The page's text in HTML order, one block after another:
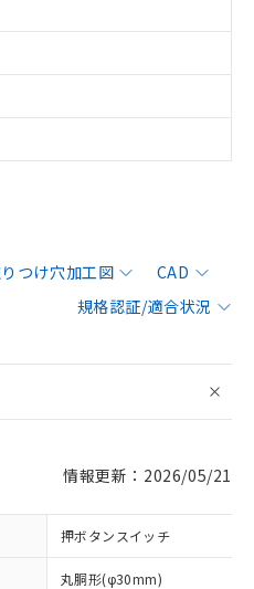
つけ穴加工図
CAD
規格認証/適合状況
情報更新：2026/05/21
押ボタンスイッチ
丸胴形(φ30mm)